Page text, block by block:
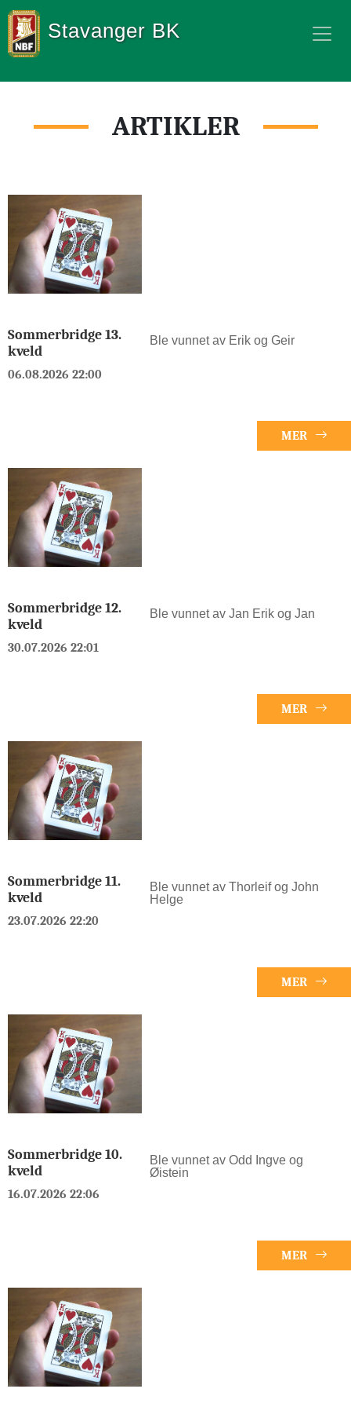
Stavanger BK
ARTIKLER
Sommerbridge 13.
kveld
06.08.2026 22:00
Ble vunnet av Erik og Geir
MER
Sommerbridge 12.
kveld
30.07.2026 22:01
Ble vunnet av Jan Erik og Jan
MER
Sommerbridge 11.
kveld
23.07.2026 22:20
Ble vunnet av Thorleif og John
Helge
MER
Sommerbridge 10.
kveld
16.07.2026 22:06
Ble vunnet av Odd Ingve og
Øistein
MER